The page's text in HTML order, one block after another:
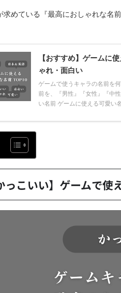
求めている『最高におしゃれな名
【おすすめ】ゲームに
ゃれ・面白い
ゲームで使うキャラの名前を
前を、『男性』『女性』『中
い名前 ゲームに使える可愛い
っこいい】ゲームで